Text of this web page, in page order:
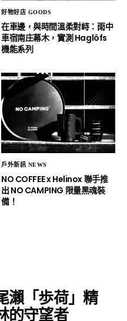
好物好店 GOODS
在車邊，與時間溫柔對峙：雨中
車宿南庄幕木，實測 Haglöfs
機能系列
戶外新訊 NEWS
NO COFFEE x Helinox 聯手推
出 NO CAMPING 限量黑魂裝
備！
瀨「歩荷」精
的守望者